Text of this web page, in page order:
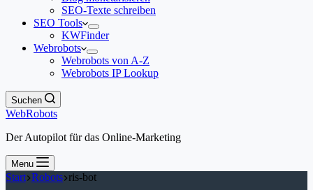
SEO-Texte schreiben
SEO Tools
KWFinder
Webrobots
Webrobots von A-Z
Webrobots IP Lookup
Suchen
WebRobots
Der Autopilot für das Online-Marketing
Menu
Start Robots ris-bot